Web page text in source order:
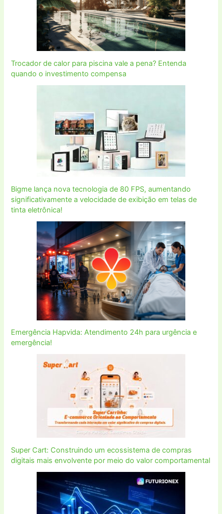
Trocador de calor para piscina vale a pena? Entenda
quando o investimento compensa
Bigme lança nova tecnologia de 80 FPS, aumentando
significativamente a velocidade de exibição em telas de
tinta eletrônica!
Emergência Hapvida: Atendimento 24h para urgência e
emergência!
Super Cart: Construindo um ecossistema de compras
digitais mais envolvente por meio do valor comportamental